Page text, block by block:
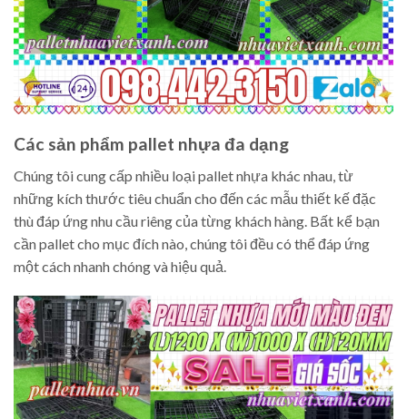
Các sản phẩm pallet nhựa đa dạng
Chúng tôi cung cấp nhiều loại pallet nhựa khác nhau, từ
những kích thước tiêu chuẩn cho đến các mẫu thiết kế đặc
thù đáp ứng nhu cầu riêng của từng khách hàng. Bất kể bạn
cần pallet cho mục đích nào, chúng tôi đều có thể đáp ứng
một cách nhanh chóng và hiệu quả.